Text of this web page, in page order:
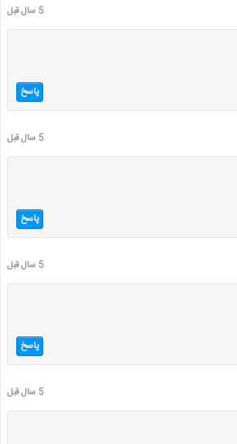
5 سال قبل
پاسخ
5 سال قبل
پاسخ
5 سال قبل
پاسخ
5 سال قبل